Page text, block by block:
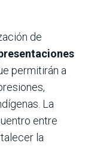
de
permitirán a
La
entre
la